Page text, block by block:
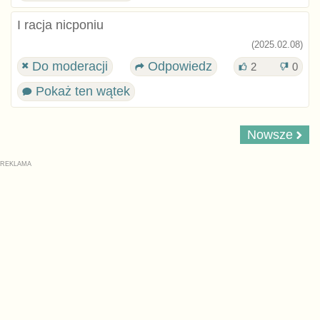
I racja nicponiu
(2025.02.08)
Do moderacji Odpowiedz 2 0
Pokaż ten wątek
Nowsze